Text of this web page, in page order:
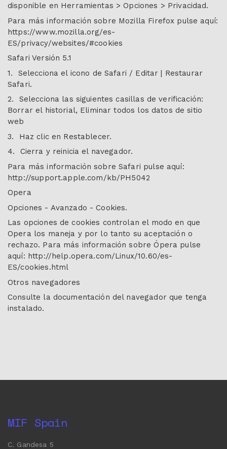
disponible en Herramientas > Opciones > Privacidad.
Para más información sobre Mozilla Firefox pulse aquí:
https://www.mozilla.org/es-
ES/privacy/websites/#cookies
Safari Versión 5.1
1. Selecciona el icono de Safari / Editar | Restaurar
Safari.
2. Selecciona las siguientes casillas de verificación:
Borrar el historial, Eliminar todos los datos de sitio
web
3. Haz clic en Restablecer.
4. Cierra y reinicia el navegador.
Para más información sobre Safari pulse aquí:
http://support.apple.com/kb/PH5042
Opera
Opciones - Avanzado - Cookies.
Las opciones de cookies controlan el modo en que
Opera los maneja y por lo tanto su aceptación o
rechazo. Para más información sobre Ópera pulse
aquí: http://help.opera.com/Linux/10.60/es-
ES/cookies.html
Otros navegadores
Consulte la documentación del navegador que tenga
instalado.
MIF Spain
C. Gandesa 5